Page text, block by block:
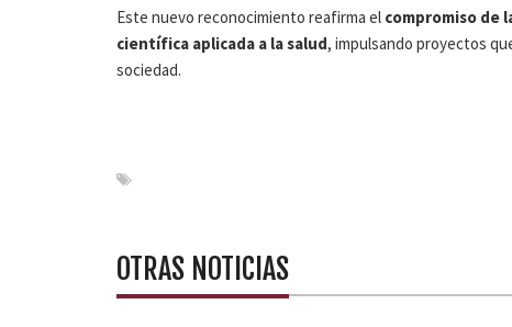
Este nuevo reconocimiento reafirma el compromiso de
científica aplicada a la salud, impulsando proyectos
sociedad.
OTRAS NOTICIAS